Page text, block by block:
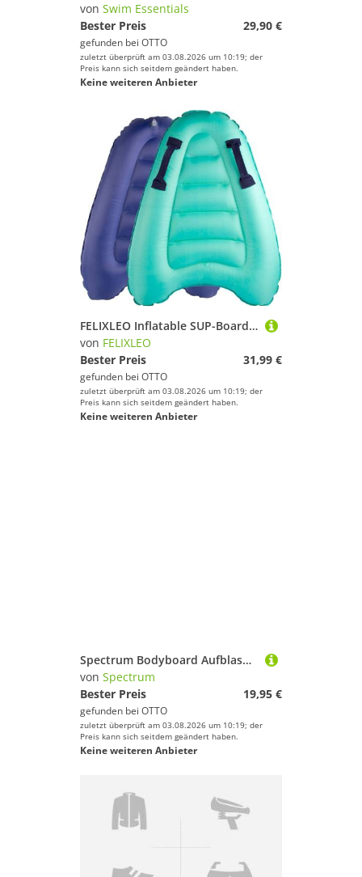
von Swim Essentials
Bester Preis
29,90 €
gefunden bei OTTO
zuletzt überprüft am 03.08.2026 um 10:19; der
Preis kann sich seitdem geändert haben.
Keine weiteren Anbieter
FELIXLEO Inflatable SUP-Board Aufblasbares Bodyboard Kinder & Erwachsene Pool Surfboard 70x60x15cm., (1 tlg)
von FELIXLEO
Bester Preis
31,99 €
gefunden bei OTTO
zuletzt überprüft am 03.08.2026 um 10:19; der
Preis kann sich seitdem geändert haben.
Keine weiteren Anbieter
Spectrum Bodyboard Aufblasbares Bodyboard
von Spectrum
Bester Preis
19,95 €
gefunden bei OTTO
zuletzt überprüft am 03.08.2026 um 10:19; der
Preis kann sich seitdem geändert haben.
Keine weiteren Anbieter